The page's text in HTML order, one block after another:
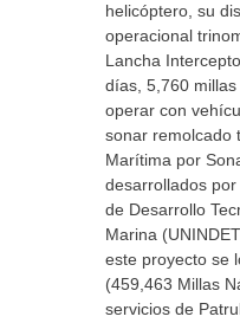
helicóptero, su
operacional
Lancha
días, 5,760
operar con
sonar remolcado
Marítima por
desarrollados
de Desarrollo
Marina
este proyecto se
(459,463 Millas
servicios de